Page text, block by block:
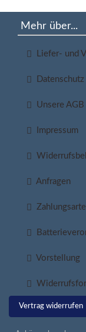
Mehr über...
Liefer- und
Datenschutz
Unsere AGB
Impressum
Anfragen
Vorstellung
Vertrag widerrufen